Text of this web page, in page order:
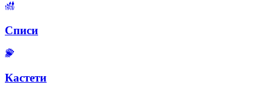
Списи
Кастети